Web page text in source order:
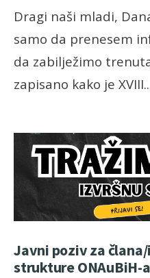
Dragi naši mladi,
samo da prenesem
da zabilježimo
zapisano kako je XVIII
Javni poziv za
strukture ONAuBiH-